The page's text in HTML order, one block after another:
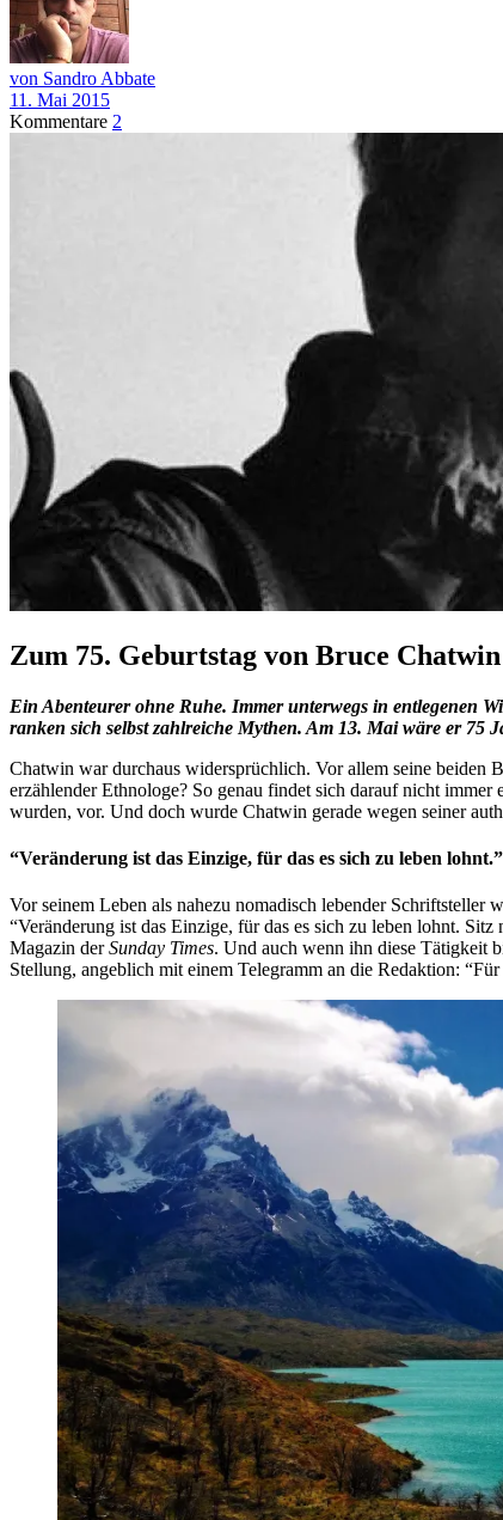
von Sandro Abbate
11. Mai 2015
Kommentare 2
Zum 75. Geburtstag von Bruce Chatwin
Ein Abenteurer ohne Ruhe. Immer unterwegs in entlegenen
ranken sich selbst zahlreiche Mythen. Am 13. Mai wäre er 75
Chatwin war durchaus widersprüchlich. Vor allem seine beiden
erzählender Ethnologe? So genau findet sich darauf nicht
wurden, vor. Und doch wurde Chatwin gerade wegen seiner
“Veränderung ist das Einzige, für das es sich zu leben lohnt.”
Vor seinem Leben als nahezu nomadisch lebender
“Veränderung ist das Einzige, für das es sich zu leben lohnt.
Magazin derSunday Times. Und auch wenn ihn diese Tätigkeit
Stellung, angeblich mit einem Telegramm an die Redaktion: